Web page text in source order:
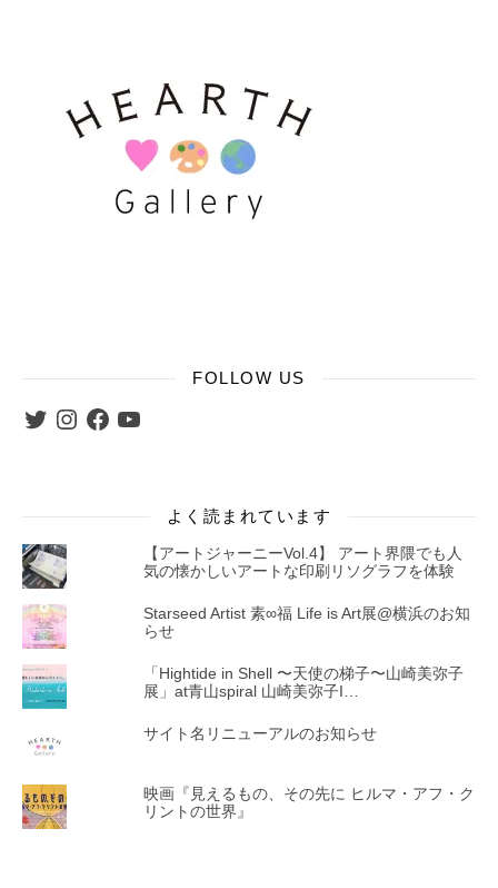
FOLLOW US
TwitterInstagram
FacebookYouTube
よく読まれています
【アートジャーニーVol.4】 アート界隈でも人
気の懐かしいアートな印刷リソグラフを体験
Starseed Artist 素∞福 Life is Art展@横浜のお知
らせ
「Hightide in Shell 〜天使の梯子〜山崎美弥子
展」at青山spiral 山崎美弥子I…
サイト名リニューアルのお知らせ
映画『見えるもの、その先に ヒルマ・アフ・ク
リントの世界』